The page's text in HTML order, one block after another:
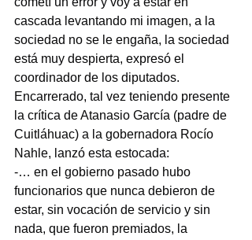
cascada levantando mi imagen, a la
sociedad no se le engaña, la sociedad
está muy despierta, expresó el
coordinador de los diputados.
Encarrerado, tal vez teniendo presente
la crítica de Atanasio García (padre de
Cuitláhuac) a la gobernadora Rocío
Nahle, lanzó esta estocada:
-… en el gobierno pasado hubo
funcionarios que nunca debieron de
estar, sin vocación de servicio y sin
nada, que fueron premiados, la